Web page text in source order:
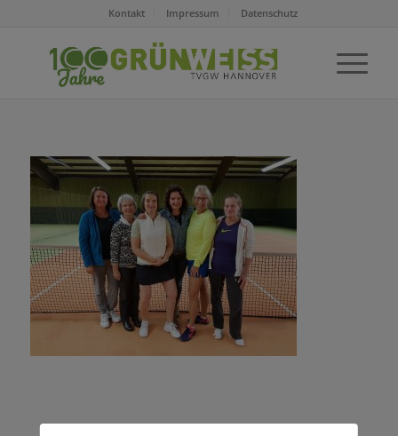
Kontakt Impressum Datenschutz